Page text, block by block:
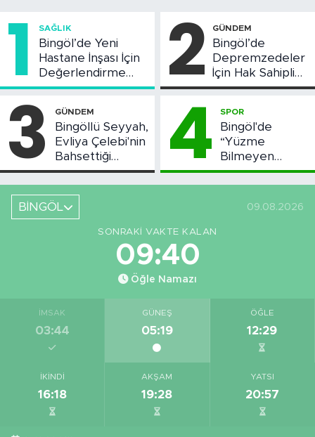
1 SAĞLIK
Bingöl’de Yeni
Hastane İnşası İçin
Değerlendirme
Toplantısı Yapıldı
2 GÜNDEM
Bingöl’de
Depremzedeler
İçin Hak Sahipliği
Askı Süreci
3 GÜNDEM
Bingöllü Seyyah,
Evliya Çelebi'nin
Bahsettiği
Bingöl'deki O
Yeri Görüntüledi
4 SPOR
Bingöl'de
“Yüzme
Bilmeyen
Kalmasın”
Projesi Devam
Ediyor
BİNGÖL 09.08.2026
SONRAKI VAKTE KALAN
09:39
Öğle Namazı
İMSAK
03:44
GÜNEŞ
05:19
ÖĞLE
12:29
İKINDI
16:18
AKŞAM
19:28
YATSI
20:57